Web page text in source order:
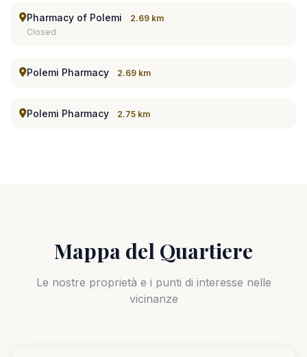
Pharmacy of Polemi
2.69 km
Closed
Polemi Pharmacy 2.69 km
Polemi Pharmacy 2.75 km
Mappa del Quartiere
Le nostre proprietà e i punti di interesse nelle
vicinanze